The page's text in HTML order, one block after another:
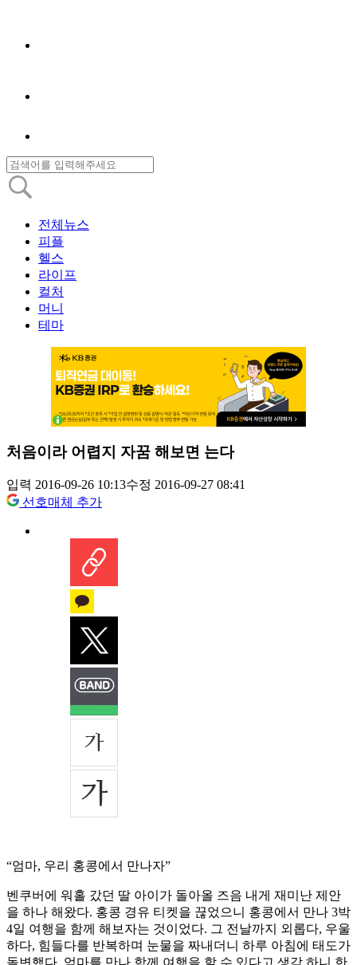
전체뉴스
피플
헬스
라이프
컬처
머니
테마
처음이라 어렵지 자꿈 해보면 는다
입력 2016-09-26 10:13수정 2016-09-27 08:41
선호매체 추가
“엄마, 우리 홍콩에서 만나자”
벤쿠버에 워홀 갔던 딸 아이가 돌아올 즈음 내게 재미난 제안
을 하나 해왔다. 홍콩 경유 티켓을 끊었으니 홍콩에서 만나 3박
4일 여행을 함께 해보자는 것이었다. 그 전날까지 외롭다, 우울
하다, 힘들다를 반복하며 눈물을 짜내더니 하루 아침에 태도가